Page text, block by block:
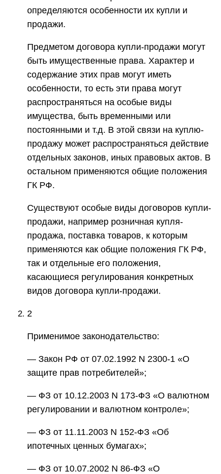
определяются особенности их купли и
продажи.
Предметом договора купли-продажи могут
быть имущественные права. Характер и
содержание этих прав могут иметь
особенности, то есть эти права могут
распространяться на особые виды
имущества, быть временными или
постоянными и т.д. В этой связи на куплю-
продажу может распространяться действие
отдельных законов, иных правовых актов. В
остальном применяются общие положения
ГК РФ.
Существуют особые виды договоров купли-
продажи, например розничная купля-
продажа, поставка товаров, к которым
применяются как общие положения ГК РФ,
так и отдельные его положения,
касающиеся регулирования конкретных
видов договора купли-продажи.
2
Применимое законодательство:
— Закон РФ от 07.02.1992 N 2300-1 «О
защите прав потребителей»;
— ФЗ от 10.12.2003 N 173-ФЗ «О валютном
регулировании и валютном контроле»;
— ФЗ от 11.11.2003 N 152-ФЗ «Об
ипотечных ценных бумагах»;
— ФЗ от 10.07.2002 N 86-ФЗ «О